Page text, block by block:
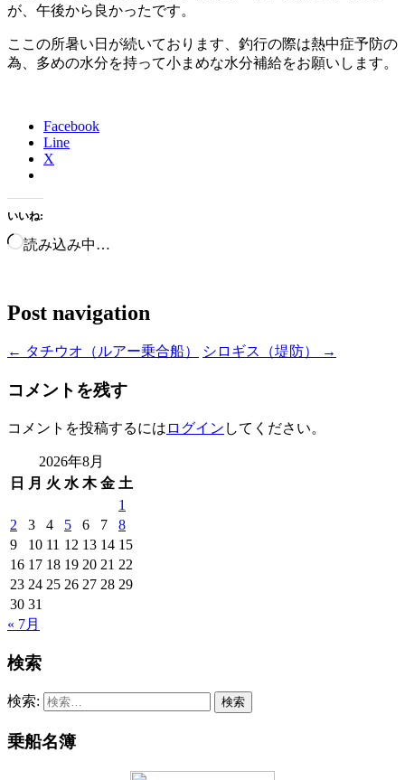
が、午後から良かったです。
ここの所暑い日が続いております、釣行の際は熱中症予防の
為、多めの水分を持って小まめな水分補給をお願いします。
Facebook
Line
X
いいね:
読み込み中…
Post navigation
← タチウオ（ルアー乗合船） シロギス（堤防） →
コメントを残す
コメントを投稿するには ログイン してください。
2026年8月
日
月 火 水 木 金 土
1
2
3 4 5 6 7
8
9
10 11 12 13 14 15
16 17 18 19 20 21 22
23 24 25 26 27 28 29
30 31
« 7月
検索
検索:
乗船名簿